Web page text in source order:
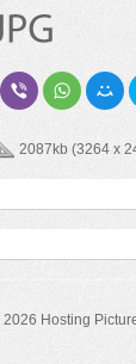
2087kb (3264 x
Hosting